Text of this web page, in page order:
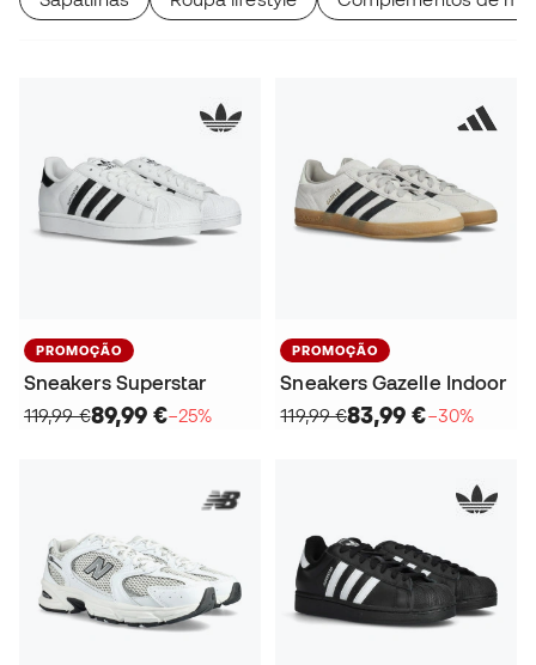
PROMOÇÃO
Sneakers Superstar
119,99 €89,99 €−25%
PROMOÇÃO
Sneakers Gazelle Indoor
119,99 €83,99 €−30%